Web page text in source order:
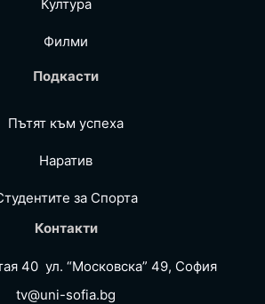
Култура
Филми
Подкасти
Пътят към успеха
Наратив
за Спортa
Контакти
40 ул. “Московска” 49, София
tv@uni-sofia.bg